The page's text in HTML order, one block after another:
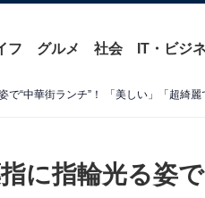
フ グルメ 社会 IT・ビジ
“中華街ランチ”！ 「美しい」「超綺麗
に指輪光る姿